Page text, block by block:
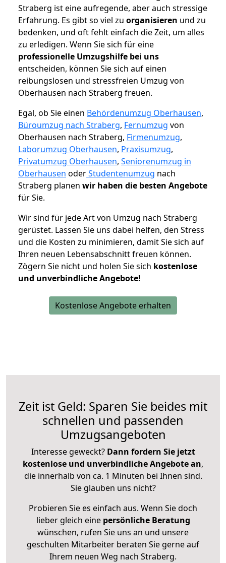
Straberg ist eine aufregende, aber auch stressige
Erfahrung. Es gibt so viel zu organisieren und zu
bedenken, und oft fehlt einfach die Zeit, um alles
zu erledigen. Wenn Sie sich für eine
professionelle Umzugshilfe bei uns
entscheiden, können Sie sich auf einen
reibungslosen und stressfreien Umzug von
Oberhausen nach Straberg freuen.
Egal, ob Sie einen Behördenumzug Oberhausen,
Büroumzug nach Straberg, Fernumzug von
Oberhausen nach Straberg, Firmenumzug,
Laborumzug Oberhausen, Praxisumzug,
Privatumzug Oberhausen, Seniorenumzug in
Oberhausen oderStudentenumzug nach
Straberg planen wir haben die besten Angebote
für Sie.
Wir sind für jede Art von Umzug nach Straberg
gerüstet. Lassen Sie uns dabei helfen, den Stress
und die Kosten zu minimieren, damit Sie sich auf
Ihren neuen Lebensabschnitt freuen können.
Zögern Sie nicht und holen Sie sich kostenlose
und unverbindliche Angebote!
Kostenlose Angebote erhalten
Zeit ist Geld: Sparen Sie beides mit
schnellen und passenden
Umzugsangeboten
Interesse geweckt? Dann fordern Sie jetzt
kostenlose und unverbindliche Angebote an,
die innerhalb von ca. 1 Minuten bei Ihnen sind.
Sie glauben uns nicht?
Probieren Sie es einfach aus. Wenn Sie doch
lieber gleich eine persönliche Beratung
wünschen, rufen Sie uns an und unsere
geschulten Mitarbeiter beraten Sie gerne auf
Ihrem neuen Weg nach Straberg.